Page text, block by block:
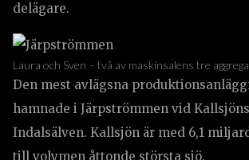
delägare.
Laura och Sven – två av maskinsalens tre
Den mest avlägsna
hamnade i Järpströmmen vid
Indalsälven. Kallsjön är med 6,1
till volymen åttonde största sjö.